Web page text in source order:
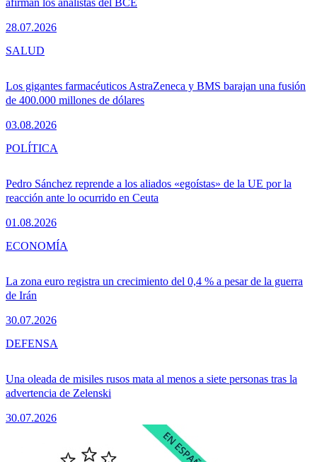
afirman los analistas del BCE
28.07.2026
Los gigantes farmacéuticos AstraZeneca y BMS barajan una fusión
de 400.000 millones de dólares
03.08.2026
SALUD
Pedro Sánchez reprende a los aliados «egoístas» de la UE por la
reacción ante lo ocurrido en Ceuta
01.08.2026
POLÍTICA
La zona euro registra un crecimiento del 0,4 % a pesar de la guerra
de Irán
30.07.2026
ECONOMÍA
Una oleada de misiles rusos mata al menos a siete personas tras la
advertencia de Zelenski
30.07.2026
DEFENSA